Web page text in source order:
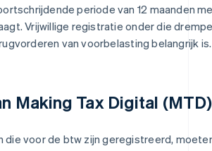
periode van 12 maanden
Vrijwillige registratie onder die
van voorbelasting belangrijk is.
Making Tax Digital (MTD)
die voor de btw zijn geregistreerd,